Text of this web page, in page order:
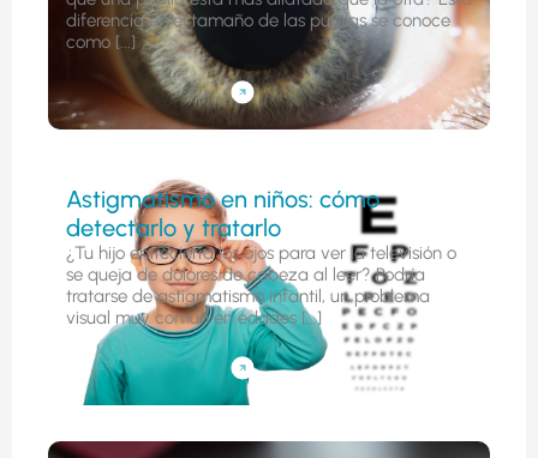
diferencia en el tamaño de las pupilas se conoce
como [...]
Astigmatismo en niños: cómo
detectarlo y tratarlo
¿Tu hijo entrecierra los ojos para ver la televisión o
se queja de dolores de cabeza al leer? Podría
tratarse de astigmatismo infantil, un problema
visual muy común en edades [...]